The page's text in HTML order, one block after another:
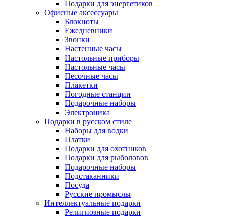
Подарки для энергетиков
Офисные аксессуары
Блокноты
Ежедневники
Звонки
Настенные часы
Настольные приборы
Настольные часы
Песочные часы
Плакетки
Погодные станции
Подарочные наборы
Электроника
Подарки в русском стиле
Наборы для водки
Платки
Подарки для охотников
Подарки для рыболовов
Подарочные наборы
Подстаканники
Посуда
Русские промыслы
Интеллектуальные подарки
Религиозные подарки